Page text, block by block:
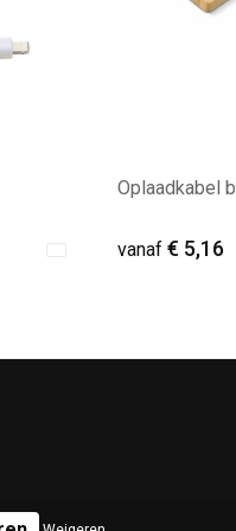
Oplaadkabel
vanaf € 5,16